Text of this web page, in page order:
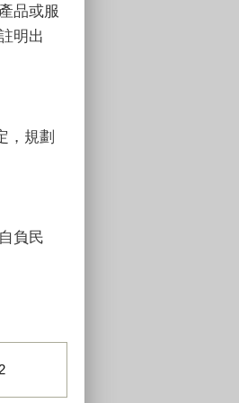
品或服
明出
，規劃
負民